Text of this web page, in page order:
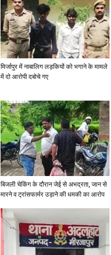
मिर्जापुर में नाबालिग लड़कियों को भगाने के मामले
में दो आरोपी दबोचे गए
बिजली चेकिंग के दौरान जेई से अभद्रता, जान से
मारने व ट्रांसफार्मर उड़ाने की धमकी का आरोप